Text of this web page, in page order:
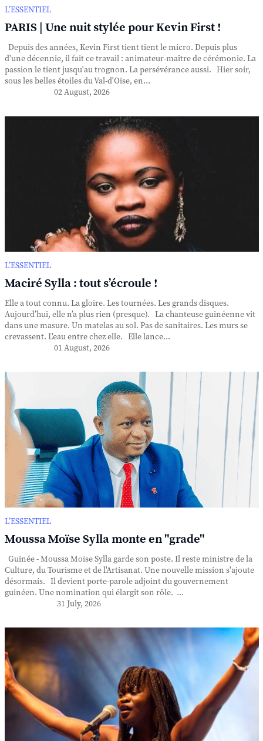
L’ESSENTIEL
PARIS | Une nuit stylée pour Kevin First !
Depuis des années, Kevin First tient tient le micro. Depuis plus
d'une décennie, il fait ce travail : animateur-maître de cérémonie. La
passion le tient jusqu'au trognon. La persévérance aussi. Hier soir,
sous les belles étoiles du Val-d'Oise, en...
02 August, 2026
L’ESSENTIEL
Maciré Sylla : tout s’écroule !
Elle a tout connu. La gloire. Les tournées. Les grands disques.
Aujourd’hui, elle n’a plus rien (presque). La chanteuse guinéenne vit
dans une masure. Un matelas au sol. Pas de sanitaires. Les murs se
crevassent. L'eau entre chez elle. Elle lance...
01 August, 2026
L’ESSENTIEL
Moussa Moïse Sylla monte en "grade"
Guinée - Moussa Moïse Sylla garde son poste. Il reste ministre de la
Culture, du Tourisme et de l'Artisanat. Une nouvelle mission s'ajoute
désormais. Il devient porte-parole adjoint du gouvernement
guinéen. Une nomination qui élargit son rôle. ...
31 July, 2026